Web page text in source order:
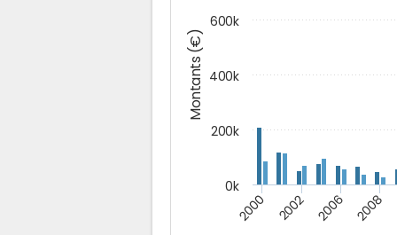
Montants (€)
2000 2002 2006 2008
0k
200k
400k
600k